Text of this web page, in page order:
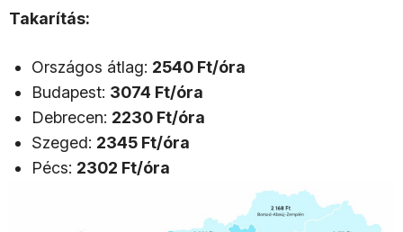
Takarítás:
Országos átlag: 2540 Ft/óra
Budapest: 3074 Ft/óra
Debrecen: 2230 Ft/óra
Szeged: 2345 Ft/óra
Pécs: 2302 Ft/óra